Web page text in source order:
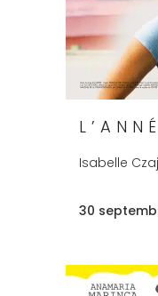
Isabelle
30